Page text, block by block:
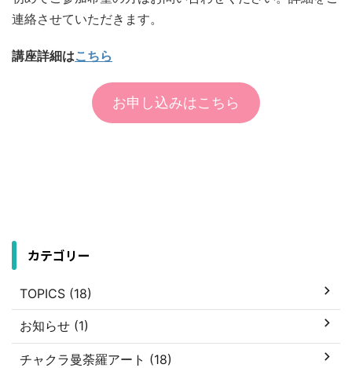
連絡させていただきます。
講座詳細はこちら
お申し込みはこちら
カテゴリー
TOPICS (18)
お知らせ (1)
チャクラ曼荼羅アート (18)